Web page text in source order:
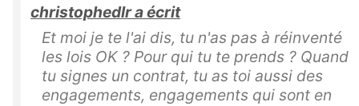
christophedlr a écrit
Et moi je te l'ai dis, tu n'as pas à réinventé
les lois OK ? Pour qui tu te prends ? Quand
tu signes un contrat, tu as toi aussi des
engagements, engagements qui sont en